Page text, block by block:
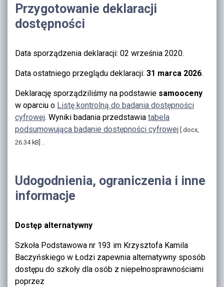
Przygotowanie deklaracji
dostępności
Data sporządzenia deklaracji: 02 września 2020.
Data ostatniego przeglądu deklaracji: 31 marca 2026.
Deklarację sporządziliśmy na podstawie samooceny
w oparciu o Listę kontrolną do badania dostępności
cyfrowej. Wyniki badania przedstawia tabela
podsumowująca badanie dostępności cyfrowej [.docx,
26.34 kB] .
Udogodnienia, ograniczenia i inne
informacje
Dostęp alternatywny
Szkoła Podstawowa nr 193 im Krzysztofa Kamila
Baczyńskiego w Łodzi zapewnia alternatywny sposób
dostępu do szkoły dla osób z niepełnosprawnościami
poprzez